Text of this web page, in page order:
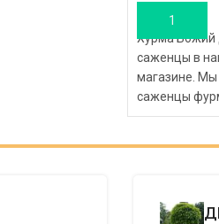
В КОРЗИНУ
Хурма Божий
саженцы в
магазине. Мы
саженцы
оптовым
хурмы в